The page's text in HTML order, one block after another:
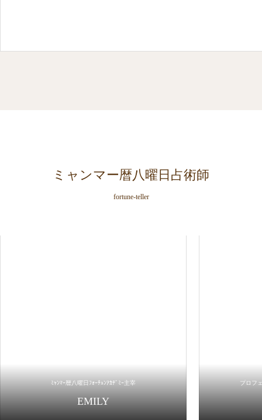
ミャンマー暦八曜日占術師
fortune-teller
ﾐｬﾝﾏｰ暦八曜日ﾌｫｰﾁｭﾝｱｶﾃﾞﾐｰ主宰
EMILY
プロフ